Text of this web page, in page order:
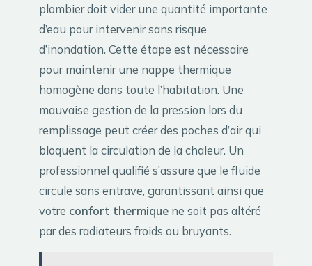
plombier doit vider une quantité importante
d’eau pour intervenir sans risque
d’inondation. Cette étape est nécessaire
pour maintenir une nappe thermique
homogène dans toute l’habitation. Une
mauvaise gestion de la pression lors du
remplissage peut créer des poches d’air qui
bloquent la circulation de la chaleur. Un
professionnel qualifié s’assure que le fluide
circule sans entrave, garantissant ainsi que
votre confort thermique ne soit pas altéré
par des radiateurs froids ou bruyants.